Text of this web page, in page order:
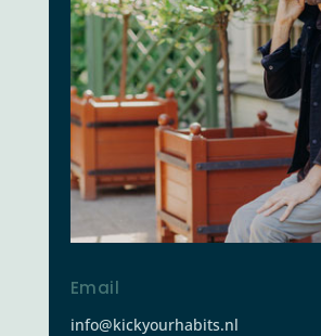
Email
info@kickyourhabits.nl